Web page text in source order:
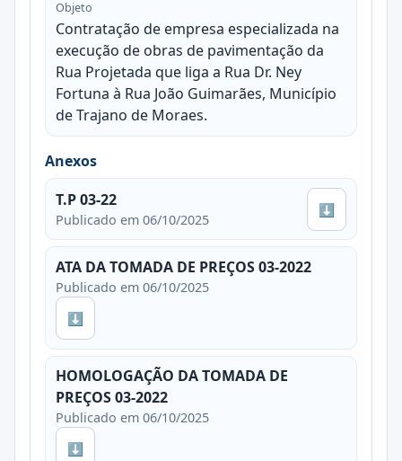
Objeto
Contratação de empresa especializada na
execução de obras de pavimentação da
Rua Projetada que liga a Rua Dr. Ney
Fortuna à Rua João Guimarães, Município
de Trajano de Moraes.
Anexos
T.P 03-22
Publicado em 06/10/2025
⬇
ATA DA TOMADA DE PREÇOS 03-2022
Publicado em 06/10/2025
⬇
HOMOLOGAÇÃO DA TOMADA DE
PREÇOS 03-2022
Publicado em 06/10/2025
⬇